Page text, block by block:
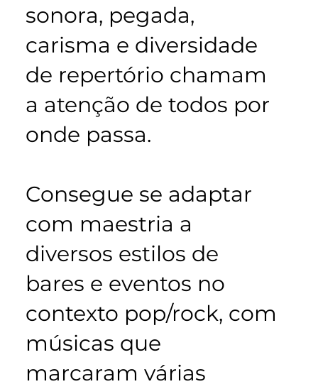
sonora, pegada,
carisma e diversidade
de repertório chamam
a atenção de todos por
onde passa.
Consegue se adaptar
com maestria a
diversos estilos de
bares e eventos no
contexto pop/rock, com
músicas que
marcaram várias